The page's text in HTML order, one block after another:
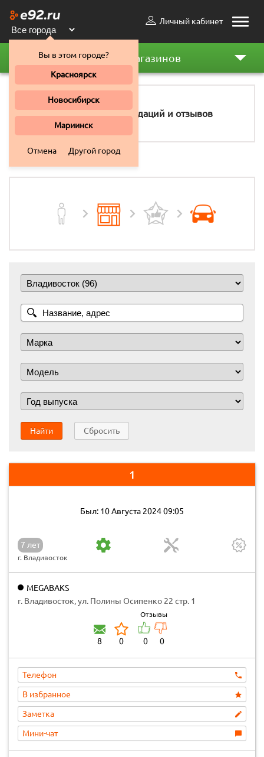
Toggle
Личный кабинет
Вы в этом городе?
Красноярск
Новосибирск
Мариинск
Отмена Другой город
Рейтинг магазинов
96 рекомендаций и отзывов
Найти Сбросить
1
Был: 10 Августа 2024 09:05
7 лет
г. Владивосток
MEGABAKS
г. Владивосток, ул. Полины Осипенко 22 стр. 1
8 0
Отзывы
0 0
Телефон
В избранное
Заметка
Мини-чат